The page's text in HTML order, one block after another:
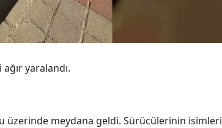
yaralandı.
üzerinde meydana geldi. Sürücülerinin isimleri